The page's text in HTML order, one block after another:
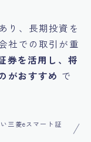
り、長期投資を
社での取引が重
券を活用し、将
がおすすめ で
三菱eスマート証